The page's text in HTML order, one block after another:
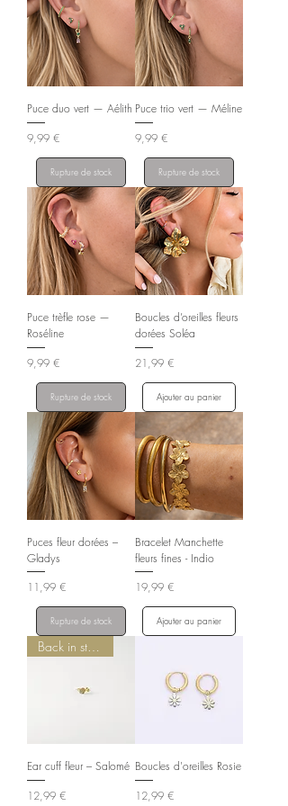
Puce duo vert — Aélith
Prix
9,99 €
Rupture de stock
Puce trio vert — Méline
Prix
9,99 €
Rupture de stock
Puce trèfle rose —
Roséline
Prix
9,99 €
Rupture de stock
Boucles d’oreilles fleurs
dorées Soléa
Prix
21,99 €
Ajouter au panier
Puces fleur dorées –
Gladys
Prix
11,99 €
Rupture de stock
Bracelet Manchette
fleurs fines - Indio
Prix
19,99 €
Ajouter au panier
Back in stock
Ear cuff fleur – Salomé
Prix
12,99 €
Boucles d'oreilles Rosie
Prix
12,99 €